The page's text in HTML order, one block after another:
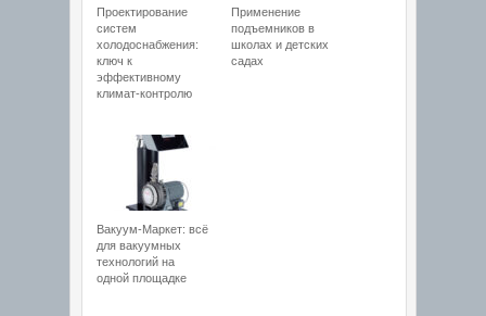
Проектирование
систем
холодоснабжения:
ключ к
эффективному
климат-контролю
Применение
подъемников в
школах и детских
садах
Вакуум-Маркет: всё
для вакуумных
технологий на
одной площадке